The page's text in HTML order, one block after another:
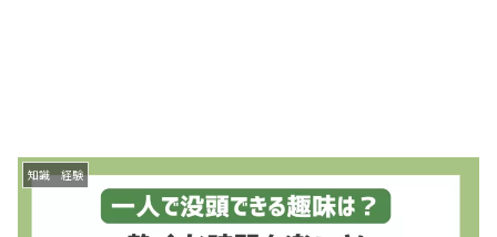
知識 経験